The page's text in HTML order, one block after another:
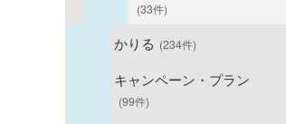
(33件)
かりる (234件)
キャンペーン・プラン
(99件)